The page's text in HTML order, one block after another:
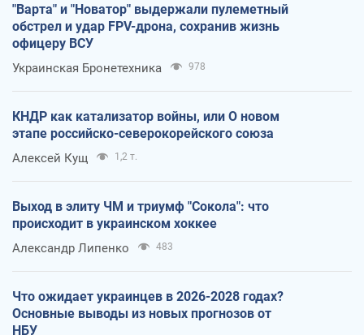
"Варта" и "Новатор" выдержали пулеметный
обстрел и удар FPV-дрона, сохранив жизнь
офицеру ВСУ
Украинская Бронетехника 978
КНДР как катализатор войны, или О новом
этапе российско-северокорейского союза
Алексей Кущ 1,2 т.
Выход в элиту ЧМ и триумф "Сокола": что
происходит в украинском хоккее
Александр Липенко 483
Что ожидает украинцев в 2026-2028 годах?
Основные выводы из новых прогнозов от
НБУ